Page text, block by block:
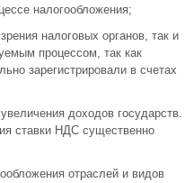
налогообложения;
налоговых органов, так и
процессом, так как
зарегистрировали в счетах
доходов государств.
ставки НДС существенно
отраслей и видов